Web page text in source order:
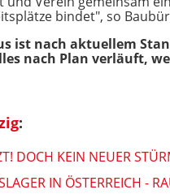
bindet", so
ist nach aktuellem
nach Plan verläuft,
:
DOCH KEIN NEUER
IN ÖSTERREICH -